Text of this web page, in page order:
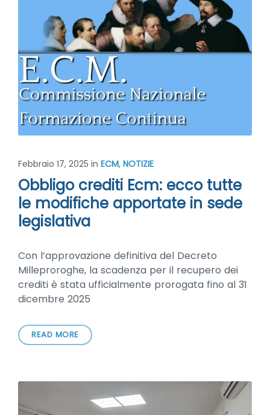
Febbraio 17, 2025 in ECM, NOTIZIE
Obbligo crediti Ecm: ecco tutte
le modifiche apportate in sede
legislativa
Con l’approvazione definitiva del Decreto
Milleproroghe, la scadenza per il recupero dei
crediti è stata ufficialmente prorogata fino al 31
dicembre 2025
READ MORE